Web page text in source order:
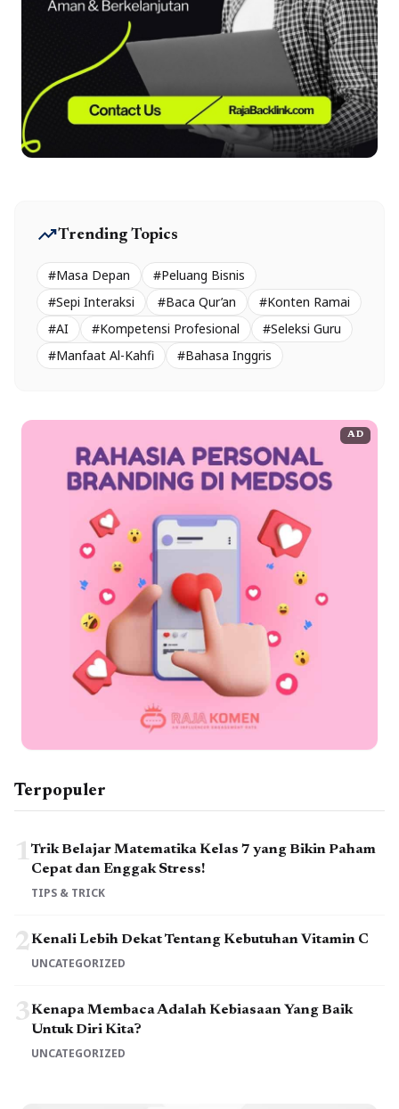
trending_upTrending Topics
#Masa Depan
#Peluang Bisnis
#Sepi Interaksi
#Baca Qur’an
#Konten Ramai
#AI
#Kompetensi Profesional
#Seleksi Guru
#Manfaat Al-Kahfi
#Bahasa Inggris
AD
Terpopuler
1Trik Belajar Matematika Kelas 7 yang Bikin Paham
Cepat dan Enggak Stress!
TIPS & TRICK
2Kenali Lebih Dekat Tentang Kebutuhan Vitamin C
UNCATEGORIZED
3Kenapa Membaca Adalah Kebiasaan Yang Baik
Untuk Diri Kita?
UNCATEGORIZED